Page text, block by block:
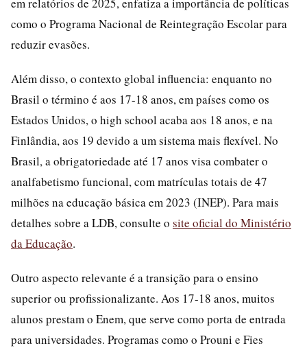
como o Programa Nacional de Reintegração Escolar para
reduzir evasões.
Além disso, o contexto global influencia: enquanto no
Brasil o término é aos 17-18 anos, em países como os
Estados Unidos, o high school acaba aos 18 anos, e na
Finlândia, aos 19 devido a um sistema mais flexível. No
Brasil, a obrigatoriedade até 17 anos visa combater o
analfabetismo funcional, com matrículas totais de 47
milhões na educação básica em 2023 (INEP). Para mais
detalhes sobre a LDB, consulte o site oficial do Ministério
da Educação.
Outro aspecto relevante é a transição para o ensino
superior ou profissionalizante. Aos 17-18 anos, muitos
alunos prestam o Enem, que serve como porta de entrada
para universidades. Programas como o Prouni e Fies